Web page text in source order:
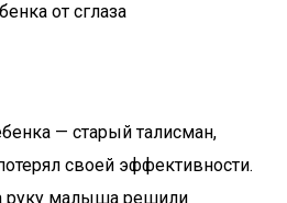
от сглаза
— старый талисман,
своей эффективности.
руку малыша решили